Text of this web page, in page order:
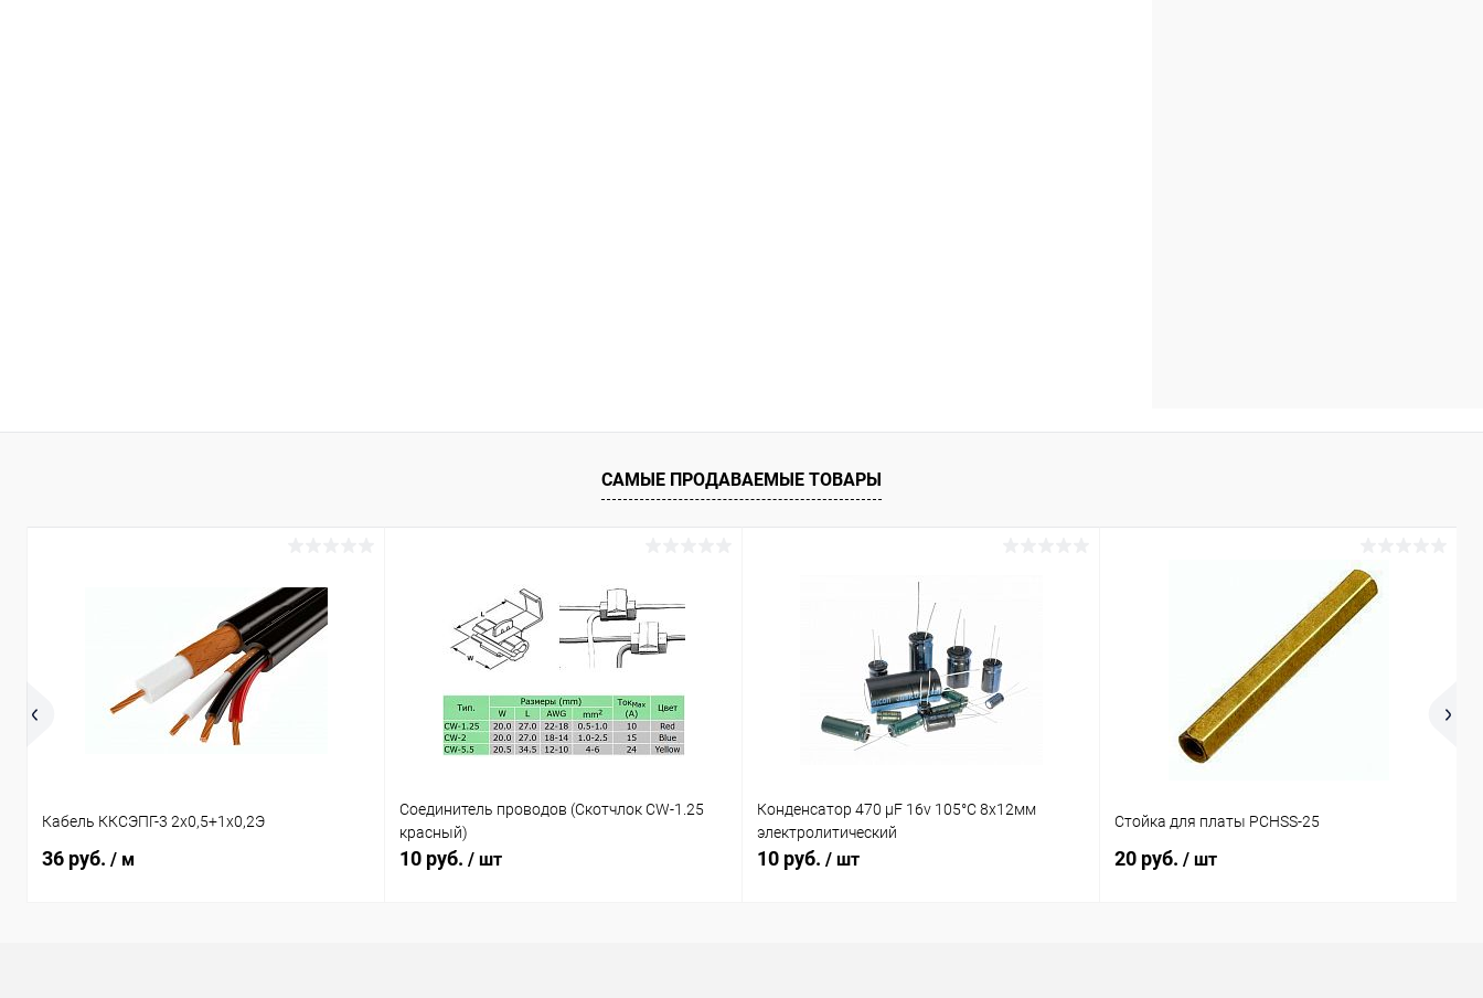
САМЫЕ ПРОДАВАЕМЫЕ ТОВАРЫ
Кабель ККСЭПГ-3 2х0,5+1х0,2Э
36 руб. / м
Соединитель проводов (Скотчлок CW-1.25
красный)
10 руб. / шт
Конденсатор 470 µF 16v 105°C 8х12мм
электролитический
10 руб. / шт
Стойка для платы PCHSS-25
20 руб. / шт